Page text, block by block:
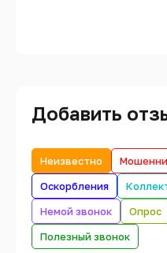
Добавить
Неизвестно
Оскорбления
Немой звонок
Опрос
Полезный звонок